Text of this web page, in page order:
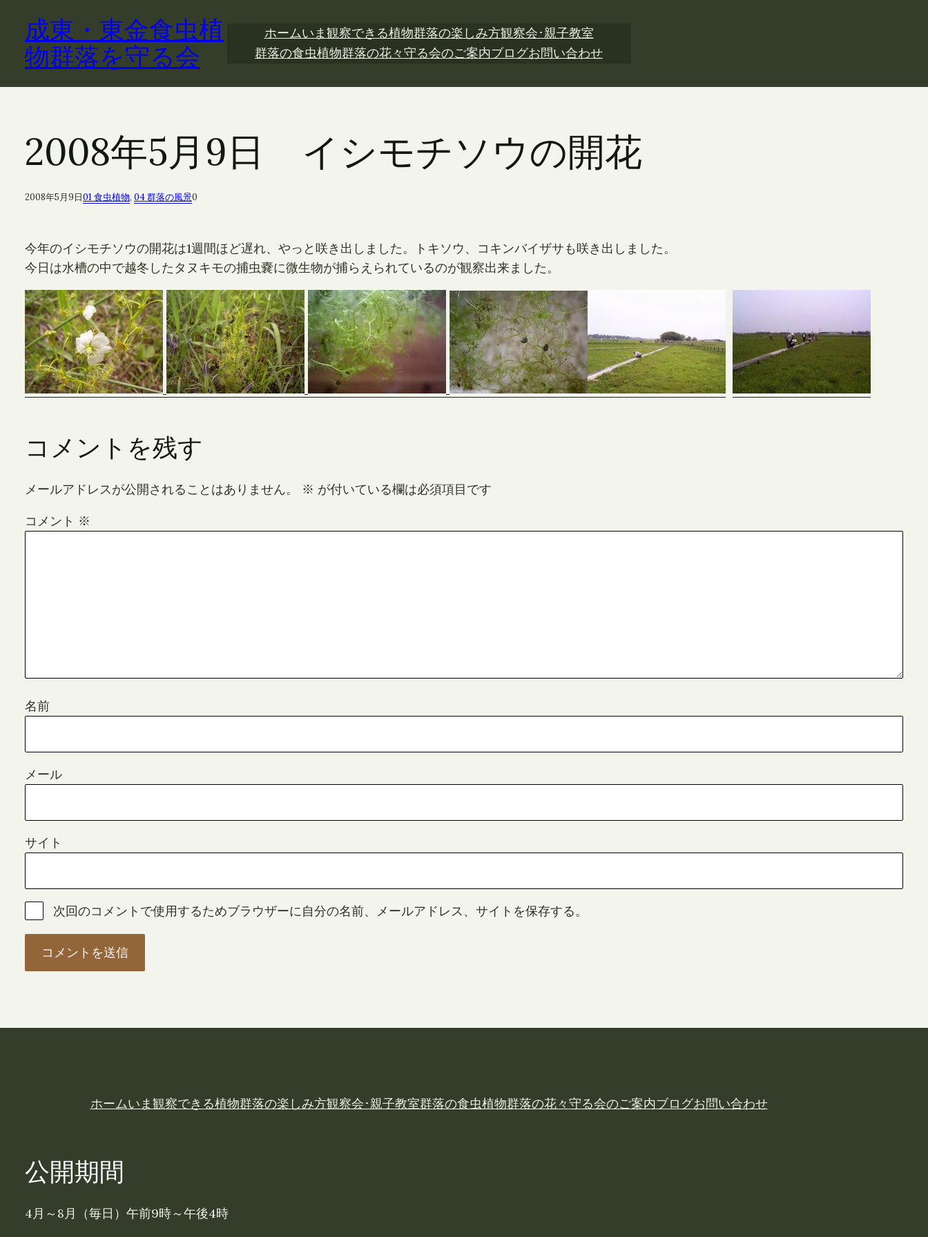
キ
成東・東金食虫植
物群落を守る会
ホームいま観察できる植物群落の楽しみ方観察会･親子教室
群落の食虫植物群落の花々守る会のご案内ブログお問い合わせ
2008年5月9日 イシモチソウの開花
2008年5月9日01 食虫植物, 04 群落の風景0
今年のイシモチソウの開花は1週間ほど遅れ、やっと咲き出しました。トキソウ、コキンバイザサも咲き出しました。
今日は水槽の中で越冬したタヌキモの捕虫嚢に微生物が捕らえられているのが観察出来ました。
コメントを残す
メールアドレスが公開されることはありません。 ※ が付いている欄は必須項目です
コメント ※
名前
メール
サイト
次回のコメントで使用するためブラウザーに自分の名前、メールアドレス、サイトを保存する。
ホームいま観察できる植物群落の楽しみ方観察会･親子教室群落の食虫植物群落の花々守る会のご案内ブログお問い合わせ
公開期間
4月～8月（毎日）午前9時～午後4時